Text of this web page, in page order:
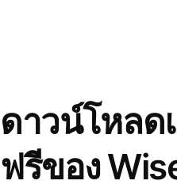
ดาวน์โหลด
ฟรีของ